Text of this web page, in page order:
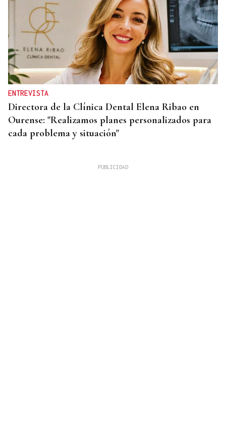
ENTREVISTA
Directora de la Clínica Dental Elena Ribao en
Ourense: "Realizamos planes personalizados para
cada problema y situación"